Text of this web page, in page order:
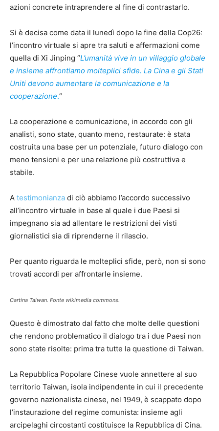
azioni concrete intraprendere al fine di contrastarlo.
Si è decisa come data il lunedì dopo la fine della Cop26:
l’incontro virtuale si apre tra saluti e affermazioni come
quella di Xi Jinping “L’umanità vive in un villaggio globale
e insieme affrontiamo molteplici sfide. La Cina e gli Stati
Uniti devono aumentare la comunicazione e la
cooperazione.“
La cooperazione e comunicazione, in accordo con gli
analisti, sono state, quanto meno, restaurate: è stata
costruita una base per un potenziale, futuro dialogo con
meno tensioni e per una relazione più costruttiva e
stabile.
A testimonianza di ciò abbiamo l’accordo successivo
all’incontro virtuale in base al quale i due Paesi si
impegnano sia ad allentare le restrizioni dei visti
giornalistici sia di riprenderne il rilascio.
Per quanto riguarda le molteplici sfide, però, non si sono
trovati accordi per affrontarle insieme.
Cartina Taiwan. Fonte wikimedia commons.
Questo è dimostrato dal fatto che molte delle questioni
che rendono problematico il dialogo tra i due Paesi non
sono state risolte: prima tra tutte la questione di Taiwan.
La Repubblica Popolare Cinese vuole annettere al suo
territorio Taiwan, isola indipendente in cui il precedente
governo nazionalista cinese, nel 1949, è scappato dopo
l’instaurazione del regime comunista: insieme agli
arcipelaghi circostanti costituisce la Repubblica di Cina.